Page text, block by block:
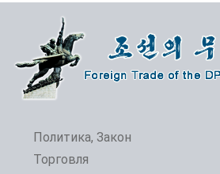
Политика, Закон
Торговля